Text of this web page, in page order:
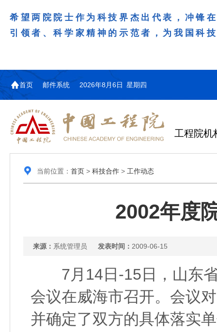
希望两院院士作为科技界杰出代表，冲锋
引领者、科学家精神的示范者，为我国科
首页 邮件系统 2026年8月6日 星期四
工程院机
当前位置： 首页> 科技合作> 工作动态
2002年度
来源： 系统管理员 发表时间： 2009-06-15
7月14日-15日，山东省
会议在威海市召开。会议
并确定了双方的具体落实